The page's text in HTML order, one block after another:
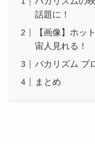
話題に！
【画像】ホッ
宙人見れる！
バカリズム プ
まとめ